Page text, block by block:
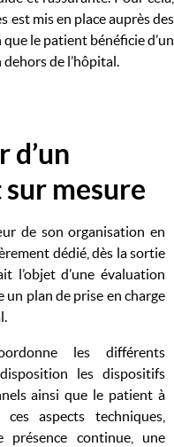
est mis en place auprès des
le patient bénéficie d’un
de l’hôpital.
d’un
mesure
de son organisation en
dédié, dès la sortie
l’objet d’une évaluation
un plan de prise en charge
les différents
les dispositifs
ainsi que le patient à
aspects techniques,
présence continue, une